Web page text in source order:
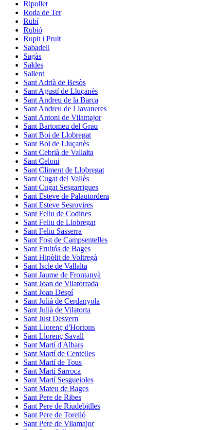
Ripollet
Roda de Ter
Rubí
Rubió
Rupit i Pruit
Sabadell
Sagàs
Saldes
Sallent
Sant Adrià de Besòs
Sant Agustí de Lluçanès
Sant Andreu de la Barca
Sant Andreu de Llavaneres
Sant Antoni de Vilamajor
Sant Bartomeu del Grau
Sant Boi de Llobregat
Sant Boi de Lluçanès
Sant Cebrià de Vallalta
Sant Celoni
Sant Climent de Llobregat
Sant Cugat del Vallès
Sant Cugat Sesgarrigues
Sant Esteve de Palautordera
Sant Esteve Sesrovires
Sant Feliu de Codines
Sant Feliu de Llobregat
Sant Feliu Sasserra
Sant Fost de Campsentelles
Sant Fruitós de Bages
Sant Hipòlit de Voltregà
Sant Iscle de Vallalta
Sant Jaume de Frontanyà
Sant Joan de Vilatorrada
Sant Joan Despí
Sant Julià de Cerdanyola
Sant Julià de Vilatorta
Sant Just Desvern
Sant Llorenç d'Hortons
Sant Llorenç Savall
Sant Martí d'Albars
Sant Martí de Centelles
Sant Martí de Tous
Sant Martí Sarroca
Sant Martí Sesgueioles
Sant Mateu de Bages
Sant Pere de Ribes
Sant Pere de Riudebitlles
Sant Pere de Torelló
Sant Pere de Vilamajor